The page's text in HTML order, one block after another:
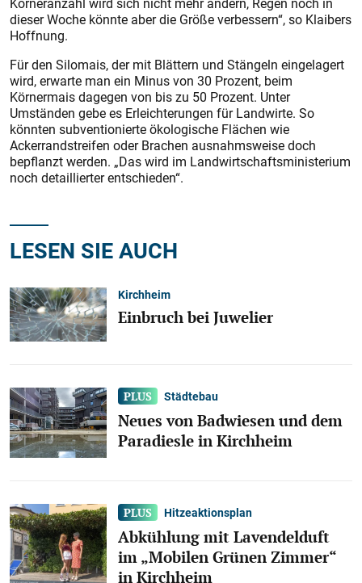
dieser Woche könnte aber die Größe verbessern“, so Klaibers
Hoffnung.
Für den Silomais, der mit Blättern und Stängeln eingelagert
wird, erwarte man ein Minus von 30 Prozent, beim
Körnermais dagegen von bis zu 50 Prozent. Unter
Umständen gebe es Erleichterungen für Landwirte. So
könnten subventionierte ökologische Flächen wie
Ackerrandstreifen oder Brachen ausnahmsweise doch
bepflanzt werden. „Das wird im Landwirtschaftsministerium
noch detaillierter entschieden“.
LESEN SIE AUCH
Kirchheim
Einbruch bei Juwelier
Städtebau
Neues von Badwiesen und dem
Paradiesle in Kirchheim
Hitzeaktionsplan
Abkühlung mit Lavendelduft
im „Mobilen Grünen Zimmer“
in Kirchheim